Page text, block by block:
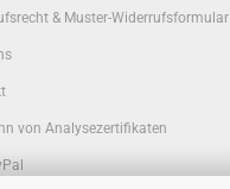
& Muster-Widerrufsformular
von Analysezertifikaten